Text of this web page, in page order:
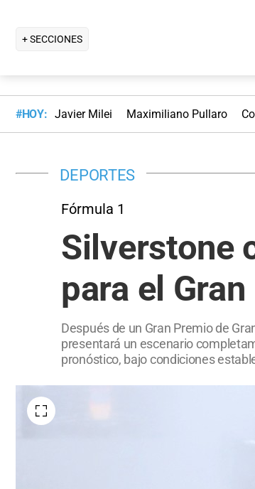
+ SECCIONES
#HOY: Javier Milei Maximiliano Pullaro
DEPORTES
Fórmula 1
Silverstone
para el
Después de un Gran Premio de
presentará un escenario
pronóstico, bajo condiciones